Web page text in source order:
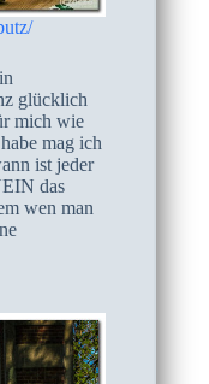
glücklich
mich wie
mag ich
ist jeder
das
wen man